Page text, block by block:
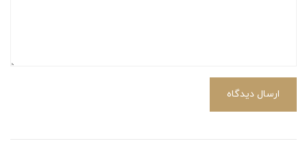
ارسال دیدگاه